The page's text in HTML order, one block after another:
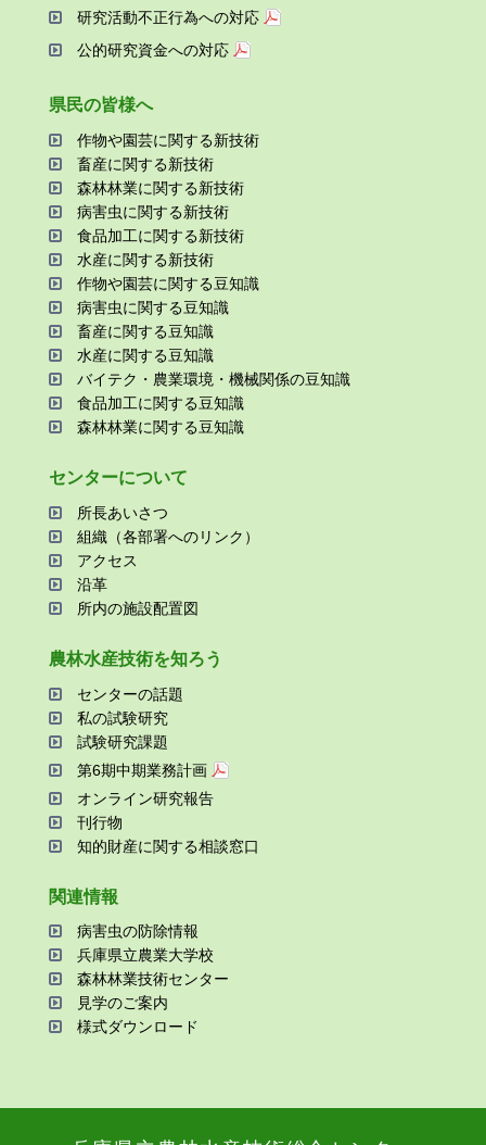
研究活動不正⾏為への対応
公的研究資金への対応
県⺠の皆様へ
作物や園芸に関する新技術
畜産に関する新技術
森林林業に関する新技術
病害⾍に関する新技術
⾷品加⼯に関する新技術
⽔産に関する新技術
作物や園芸に関する⾖知識
病害⾍に関する⾖知識
畜産に関する⾖知識
⽔産に関する⾖知識
バイテク・農業環境・機械関係の⾖知識
⾷品加⼯に関する⾖知識
森林林業に関する⾖知識
センターについて
所⻑あいさつ
組織（各部署へのリンク）
アクセス
沿⾰
所内の施設配置図
農林⽔産技術を知ろう
センターの話題
私の試験研究
試験研究課題
第6期中期業務計画
オンライン研究報告
刊⾏物
知的財産に関する相談窓⼝
関連情報
病害⾍の防除情報
兵庫県⽴農業⼤学校
森林林業技術センター
⾒学のご案内
様式ダウンロード